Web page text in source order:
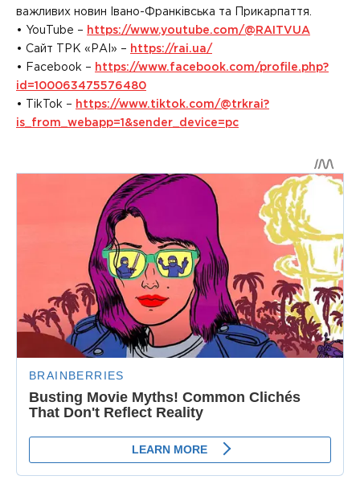
важливих новин Івано-Франківська та Прикарпаття.
• YouTube – https://www.youtube.com/@RAITVUA
• Сайт ТРК «РАІ» – https://rai.ua/
• Facebook – https://www.facebook.com/profile.php?
id=100063475576480
• TikTok – https://www.tiktok.com/@trkrai?
is_from_webapp=1&sender_device=pc